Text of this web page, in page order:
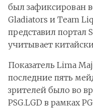
был зафиксирован
Gladiators и Team
представил портал
учитывает
Показатель Lima
последние пять
зрителей было во
PSG.LGD в рамках